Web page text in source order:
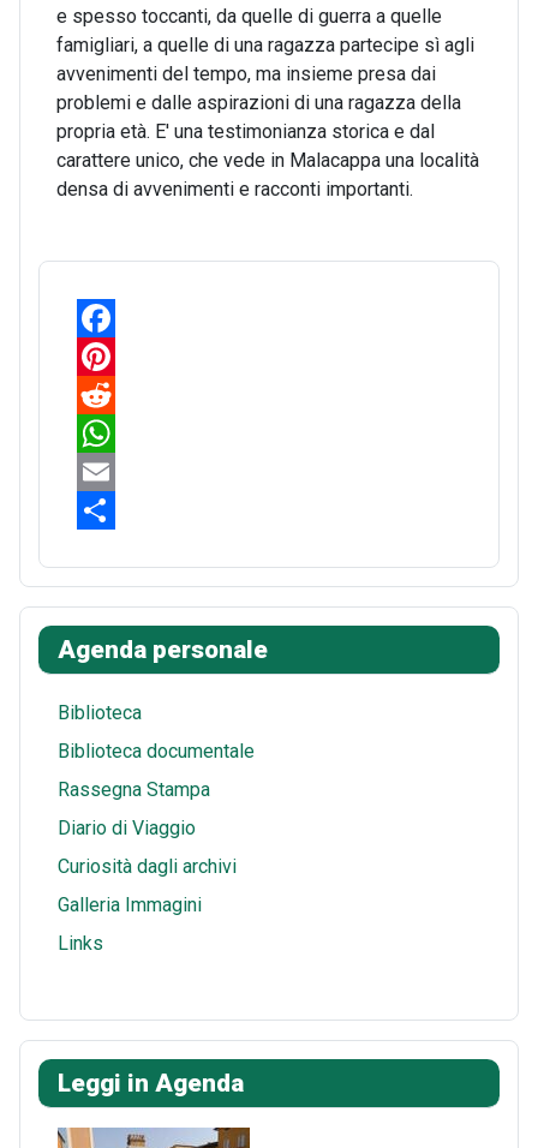
e spesso toccanti, da quelle di guerra a quelle
famigliari, a quelle di una ragazza partecipe sì agli
avvenimenti del tempo, ma insieme presa dai
problemi e dalle aspirazioni di una ragazza della
propria età. E' una testimonianza storica e dal
carattere unico, che vede in Malacappa una località
densa di avvenimenti e racconti importanti.
F
a
c
e
b
o
k
P
n
r
e
s
t
R
e
d
i
t
W
h
t
s
A
p
p
E
a
i
l
h
a
r
e
Agenda personale
Biblioteca
Biblioteca documentale
Rassegna Stampa
Diario di Viaggio
Curiosità dagli archivi
Galleria Immagini
Links
Leggi in Agenda